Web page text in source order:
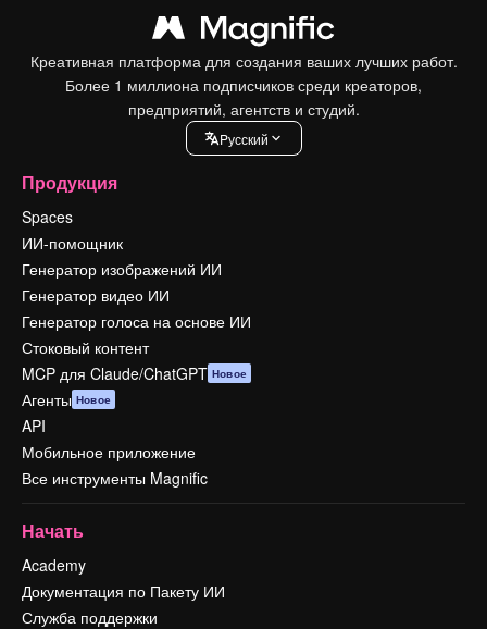
Креативная платформа для создания ваших лучших работ.
Более 1 миллиона подписчиков среди креаторов,
предприятий, агентств и студий.
Pусский
Продукция
Spaces
ИИ-помощник
Генератор изображений ИИ
Генератор видео ИИ
Генератор голоса на основе ИИ
Стоковый контент
MCP для Claude/ChatGPT Новое
Агенты Новое
API
Мобильное приложение
Все инструменты Magnific
Начать
Academy
Документация по Пакету ИИ
Служба поддержки